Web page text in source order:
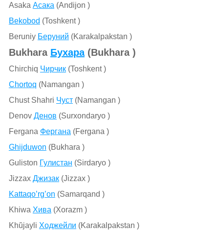
Asaka Асака (Andijon )
Bekobod (Toshkent )
Beruniy Беруний (Karakalpakstan )
Bukhara Бухара(Bukhara )
Chirchiq Чирчик(Toshkent )
Chortoq (Namangan )
Chust Shahri Чуст(Namangan )
Denov Денов (Surxondaryo )
Fergana Фергана (Fergana )
Ghijduwon (Bukhara )
Guliston Гулистан (Sirdaryo )
Jizzax Джизак(Jizzax )
Kattaqo’rg’on (Samarqand )
Khiwa Хива (Xorazm )
Khŭjayli Ходжейли (Karakalpakstan )